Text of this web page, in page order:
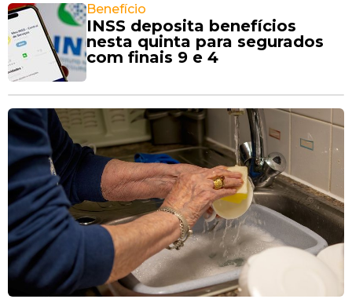
Benefício
INSS deposita benefícios
nesta quinta para segurados
com finais 9 e 4